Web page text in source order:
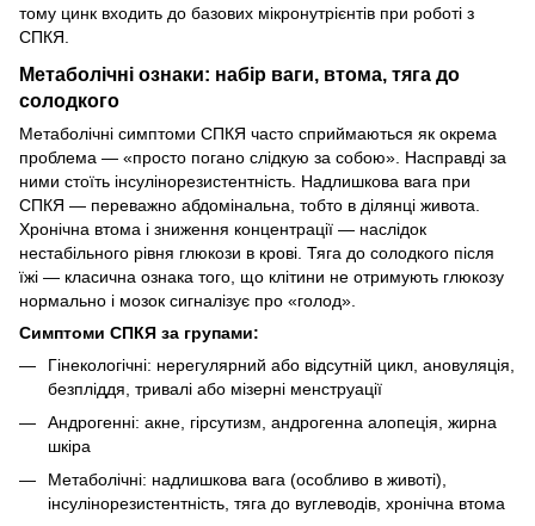
тому цинк входить до базових мікронутрієнтів при роботі з
СПКЯ.
Метаболічні ознаки: набір ваги, втома, тяга до
солодкого
Метаболічні симптоми СПКЯ часто сприймаються як окрема
проблема — «просто погано слідкую за собою». Насправді за
ними стоїть інсулінорезистентність. Надлишкова вага при
СПКЯ — переважно абдомінальна, тобто в ділянці живота.
Хронічна втома і зниження концентрації — наслідок
нестабільного рівня глюкози в крові. Тяга до солодкого після
їжі — класична ознака того, що клітини не отримують глюкозу
нормально і мозок сигналізує про «голод».
Симптоми СПКЯ за групами:
Гінекологічні: нерегулярний або відсутній цикл, ановуляція,
безпліддя, тривалі або мізерні менструації
Андрогенні: акне, гірсутизм, андрогенна алопеція, жирна
шкіра
Метаболічні: надлишкова вага (особливо в животі),
інсулінорезистентність, тяга до вуглеводів, хронічна втома